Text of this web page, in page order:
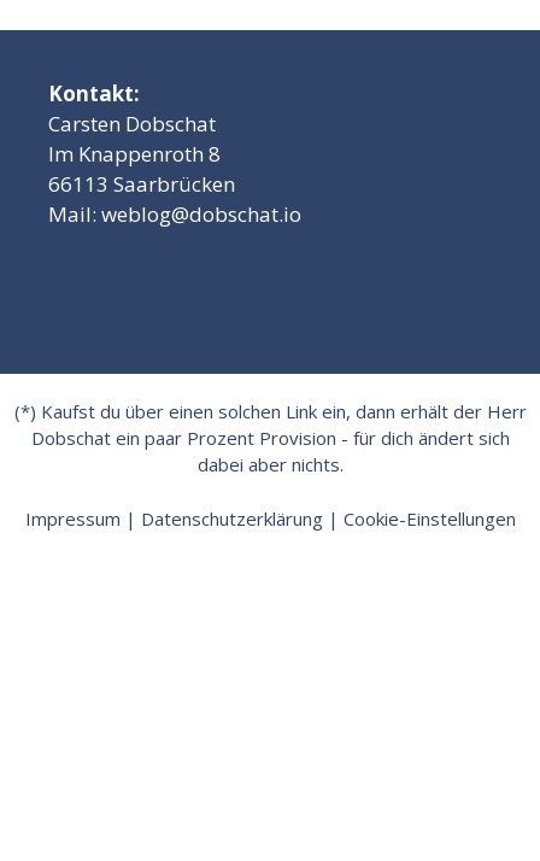
Kontakt:
Carsten Dobschat
Im Knappenroth 8
66113 Saarbrücken
Mail: weblog@dobschat.io
(*) Kaufst du über einen solchen Link ein, dann erhält der Herr
Dobschat ein paar Prozent Provision - für dich ändert sich
dabei aber nichts.
Impressum | Datenschutzerklärung| Cookie-Einstellungen